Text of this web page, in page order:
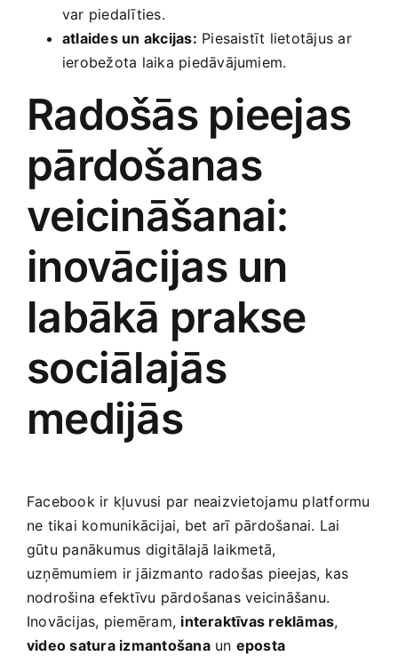
var piedalīties.
atlaides un ‌akcijas: Piesaistīt lietotājus ar
ierobežota laika piedāvājumiem.
Radošās pieejas
pārdošanas
veicināšanai:
inovācijas un
labākā prakse
sociālajās
medijās
Facebook ir kļuvusi par neaizvietojamu platformu
ne tikai komunikācijai,⁤ bet arī pārdošanai. Lai
gūtu panākumus digitālajā laikmetā,
uzņēmumiem ir jāizmanto radošas pieejas, kas
nodrošina efektīvu pārdošanas veicināšanu.
Inovācijas, piemēram, interaktīvas reklāmas,
video satura izmantošanaun eposta